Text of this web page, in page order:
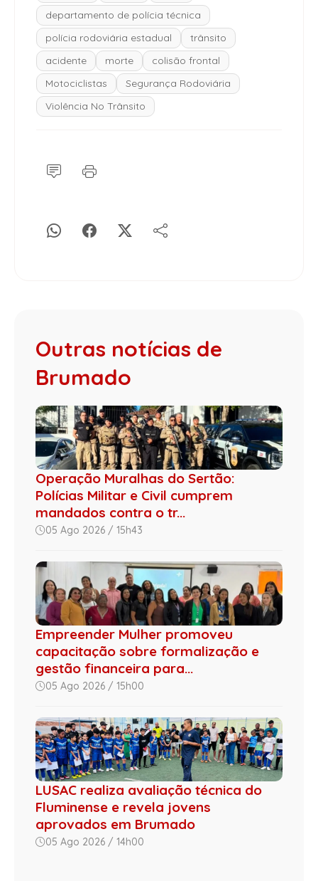
departamento de polícia técnica
polícia rodoviária estadual
trânsito
acidente
morte
colisão frontal
Motociclistas
Segurança Rodoviária
Violência No Trânsito
Outras notícias de
Brumado
Operação Muralhas do Sertão:
Polícias Militar e Civil cumprem
mandados contra o tr...
05 Ago 2026 / 15h43
Empreender Mulher promoveu
capacitação sobre formalização e
gestão financeira para...
05 Ago 2026 / 15h00
LUSAC realiza avaliação técnica do
Fluminense e revela jovens
aprovados em Brumado
05 Ago 2026 / 14h00